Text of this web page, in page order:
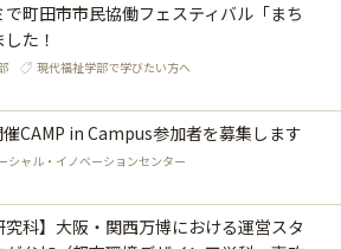
町田市市民協働フェスティバル「まち
た！
現代福祉学部で学びたい方へ
催CAMP in Campus参加者を募集します
シャル・イノベーションセンター
究科】大阪・関西万博における運営スタ